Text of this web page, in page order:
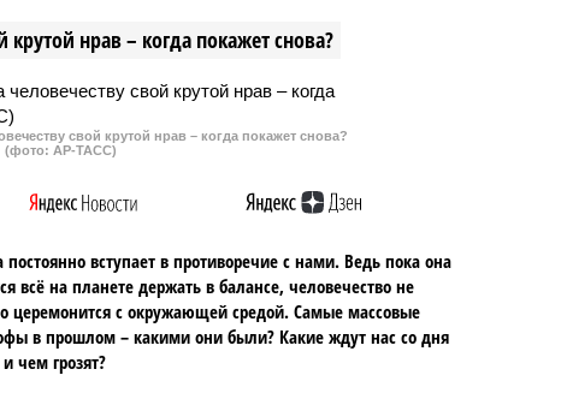
только через два дня.
нрав – когда покажет снова?
свой крутой нрав – когда покажет снова?
(фото: АР-ТАСС)
постоянно вступает в противоречие с нами. Ведь пока она
всё на планете держать в балансе, человечество не
церемонится с окружающей средой. Самые массовые
в прошлом – какими они были? Какие ждут нас со дня
чем грозят?